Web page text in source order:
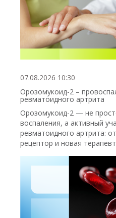
07.08.2026 10:30
Орозомукоид-2 –
ревматоидного артрита
Орозомукоид-2 — не
воспаления, а активный
ревматоидного артрита:
рецептор и новая